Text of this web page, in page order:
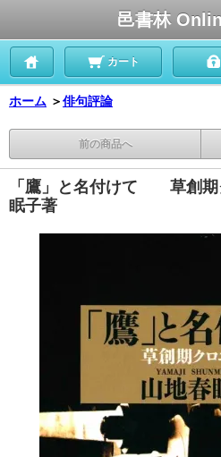
邑書林
カート
ホーム ＞俳句評論
前の商品へ
「鷹」と名付けて 草創
眠子著